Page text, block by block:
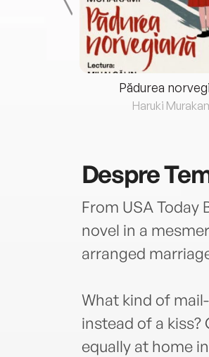
Pădurea
Haruki
Despre
From USA Today
novel in a
arranged
What kind of
instead of a
equally at home